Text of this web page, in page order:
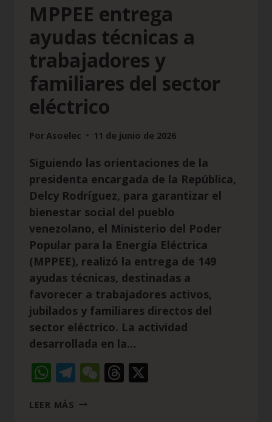
MPPEE entrega
ayudas técnicas a
trabajadores y
familiares del sector
eléctrico
Por Asoelec 11 de junio de 2026
Siguiendo las orientaciones de la
presidenta encargada de la República,
Delcy Rodríguez, para garantizar el
bienestar social del pueblo
venezolano, el Ministerio del Poder
Popular para la Energía Eléctrica
(MPPEE), realizó la entrega de 149
ayudas técnicas, destinadas a
favorecer a trabajadores activos,
jubilados y familiares directos del
sector eléctrico. La actividad
desarrollada en la…
WhatsApp
Telegram
WeChat
Threads
LEER MÁS